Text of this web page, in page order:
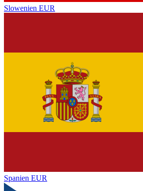
Slowenien EUR
Spanien EUR